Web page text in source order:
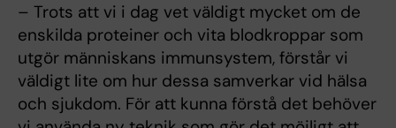
– Trots att vi i dag vet väldigt mycket om de
enskilda proteiner och vita blodkroppar som
utgör människans immunsystem, förstår vi
väldigt lite om hur dessa samverkar vid hälsa
och sjukdom. För att kunna förstå det behöver